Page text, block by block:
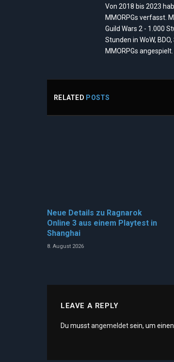
Von 2018 bis 2023
MMORPGs verfasst.
Guild Wars 2 - 1.000
Stunden in WoW,
MMORPGs angespielt.
RELATED POSTS
Neue Details zu Ragnarok
Online 3 aus einem Playtest in
Shanghai
8. August 2026
LEAVE A REPLY
Du musstangemeldetsein, um